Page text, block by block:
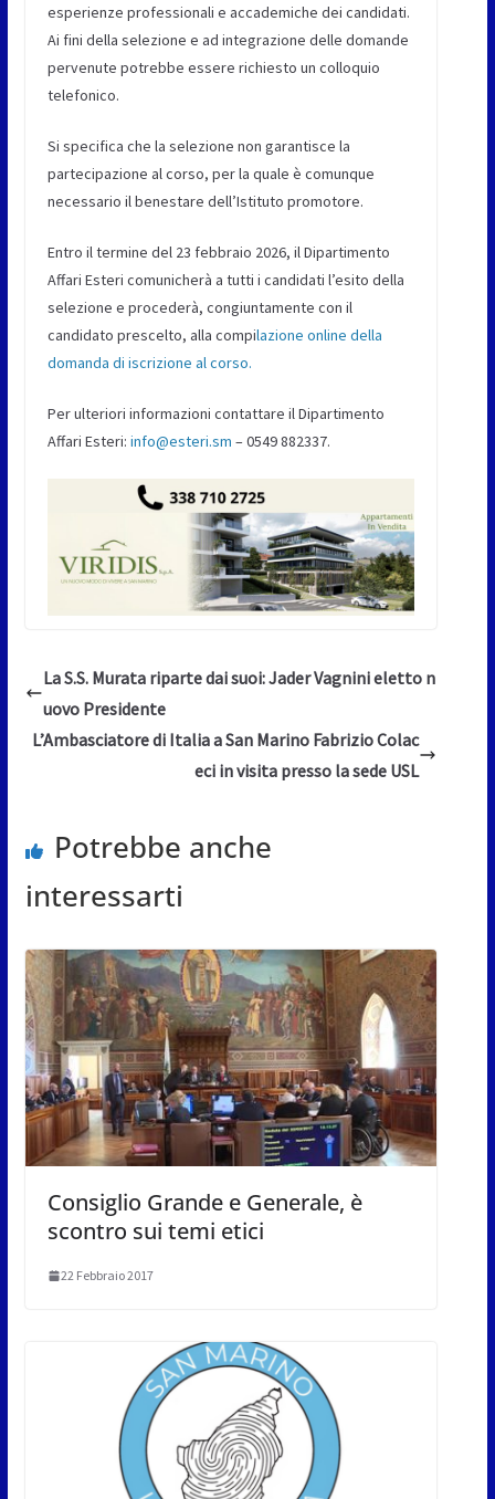
esperienze professionali e accademiche dei candidati.
Ai fini della selezione e ad integrazione delle domande
pervenute potrebbe essere richiesto un colloquio
telefonico.
Si specifica che la selezione non garantisce la
partecipazione al corso, per la quale è comunque
necessario il benestare dell’Istituto promotore.
Entro il termine del 23 febbraio 2026, il Dipartimento
Affari Esteri comunicherà a tutti i candidati l’esito della
selezione e procederà, congiuntamente con il
candidato prescelto, alla compilazione online della
domanda di iscrizione al corso.
Per ulteriori informazioni contattare il Dipartimento
Affari Esteri: info@esteri.sm – 0549 882337.
La S.S. Murata riparte dai suoi: Jader Vagnini eletto n
uovo Presidente
L’Ambasciatore di Italia a San Marino Fabrizio Colac
eci in visita presso la sede USL
Potrebbe anche
interessarti
Consiglio Grande e Generale, è
scontro sui temi etici
22 Febbraio 2017